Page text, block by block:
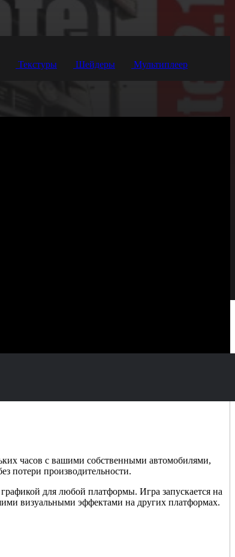
Текстуры Шейдеры
Мультиплеер
часов с вашими собственными автомобилями,
потери производительности.
для любой платформы. Игра запускается на
визуальными эффектами на других платформах.